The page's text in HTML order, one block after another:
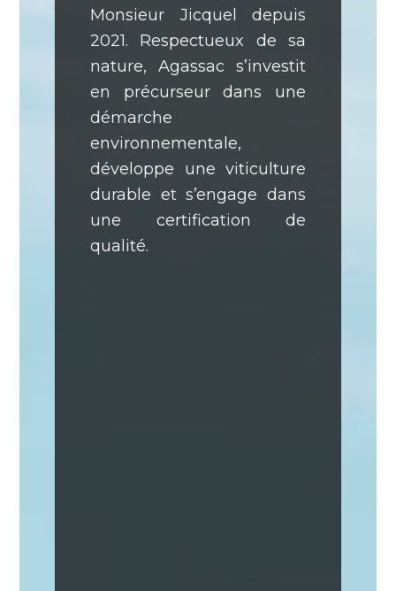
Monsieur Jicquel depuis
2021. Respectueux de sa
nature, Agassac s’investit
en précurseur dans une
démarche
environnementale,
développe une viticulture
durable et s’engage dans
une certification de
qualité.